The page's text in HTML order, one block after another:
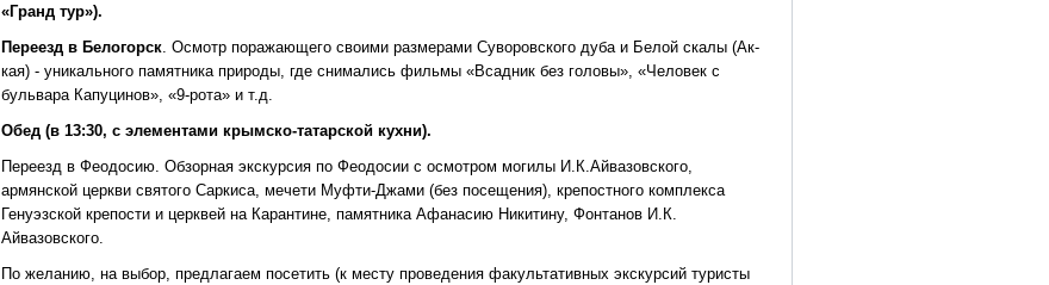
«Гранд тур»).
Переезд в Белогорск. Осмотр поражающего своими размерами Суворовского дуба и Белой скалы (Ак-
кая) - уникального памятника природы, где снимались фильмы «Всадник без головы», «Человек с
бульвара Капуцинов», «9-рота» и т.д.
Обед (в 13:30, с элементами крымско-татарской кухни).
Переезд в Феодосию. Обзорная экскурсия по Феодосии с осмотром могилы И.К.Айвазовского,
армянской церкви святого Саркиса, мечети Муфти-Джами (без посещения), крепостного комплекса
Генуэзской крепости и церквей на Карантине, памятника Афанасию Никитину, Фонтанов И.К.
Айвазовского.
По желанию, на выбор, предлагаем посетить (к месту проведения факультативных экскурсий туристы